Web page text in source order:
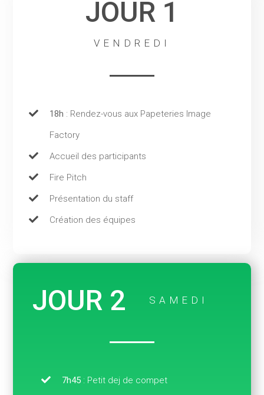
164
JOUR 1
VENDREDI
18h : Rendez-vous aux Papeteries Image
Factory
Accueil des participants
Fire Pitch
Présentation du staff
Création des équipes
JOUR 2 SAMEDI
7h45: Petit dej de compet